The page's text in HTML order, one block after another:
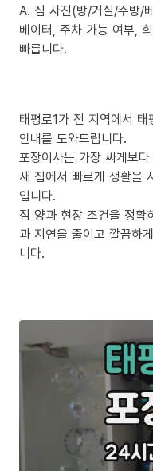
A. 짐 사진(방/거실/주방/
베이터, 주차 가능 여부,
빠릅니다.
태평로1가 전 지역에서
안내를 도와드립니다.
포장이사는 가장 싸게보
새 집에서 빠르게 생활을
입니다.
짐 양과 현장 조건을 정확
과 지연을 줄이고 깔끔하
니다.